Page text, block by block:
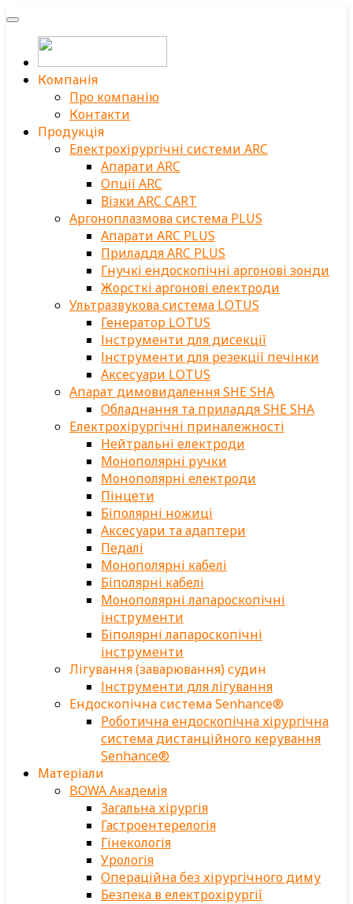
Компанія
Про компанію
Контакти
Продукція
Електрохірургічні системи ARC
Апарати ARC
Опції ARC
Візки ARC CART
Аргоноплазмова система PLUS
Апарати ARC PLUS
Приладдя ARC PLUS
Гнучкі ендоскопічні аргонові зонди
Жорсткі аргонові електроди
Ультразвукова система LOTUS
Генератор LOTUS
Інструменти для дисекції
Інструменти для резекції печінки
Аксесуари LOTUS
Апарат димовидалення SHE SHA
Обладнання та приладдя SHE SHA
Електрохірургічні приналежності
Нейтральні електроди
Монополярні ручки
Монополярні електроди
Пінцети
Біполярні ножиці
Аксесуари та адаптери
Педалі
Монополярні кабелі
Біполярні кабелі
Монополярні лапароскопічні
інструменти
Біполярні лапароскопічні
інструменти
Лігування (заварювання) судин
Інструменти для лігування
Ендоскопічна система Senhance®
Роботична ендоскопічна хірургічна
система дистанційного керування
Senhance®
Матеріали
BOWA Академія
Загальна хірургія
Гастроентерелогія
Гінекологія
Урологія
Операційна без хірургічного диму
Безпека в електрохірургії